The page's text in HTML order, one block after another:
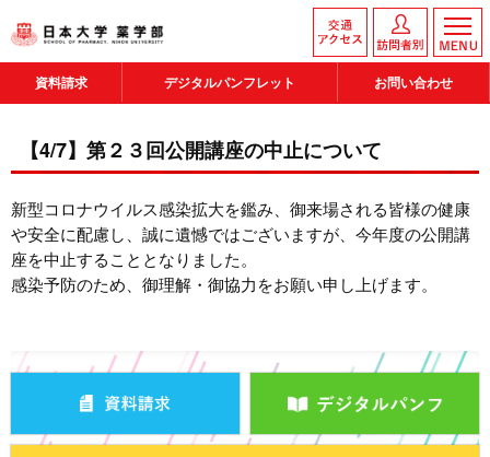
資料請求 デジタルパンフレット お問い合わせ
【4/7】第２３回公開講座の中止について
新型コロナウイルス感染拡大を鑑み、御来場される皆様の健康
や安全に配慮し、誠に遺憾ではございますが、今年度の公開講
座を中止することとなりました。
感染予防のため、御理解・御協力をお願い申し上げます。